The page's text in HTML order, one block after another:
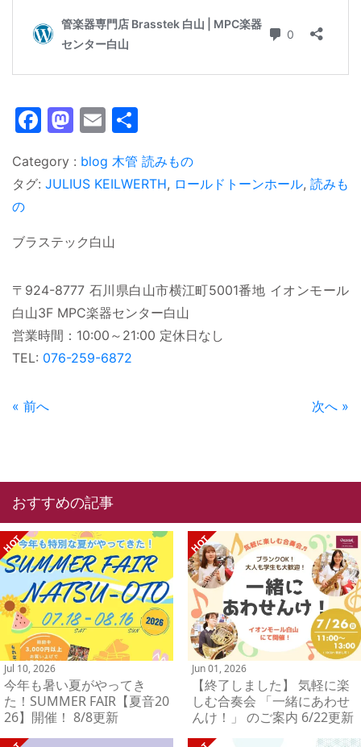
Facebook
Mastodon
Email
blog 木管 読みもの
タグ: JULIUS KEILWERTH, ロールドトーンホール, 読みも
の
ブラステック白山
〒924-8777 石川県白山市横江町5001番地 イオンモール
白山3F MPC楽器センター白山
営業時間：10:00～21:00 定休日なし
TEL: 076-259-6872
« 前へ 次へ »
おすすめの記事
Jul 10, 2026
今年も暑い夏がやってき
た！SUMMER FAIR【夏音20
26】開催！ 8/8更新
Jun 01, 2026
【終了しました】 気軽に楽
しむ合奏会 「一緒にあわせ
んけ！」 のご案内 6/22更新